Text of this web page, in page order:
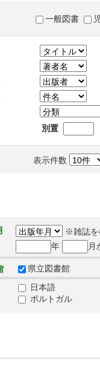
一般図書
別置
表示件数
※雑誌を
年
月
県立図書館
日本語
ポルトガル